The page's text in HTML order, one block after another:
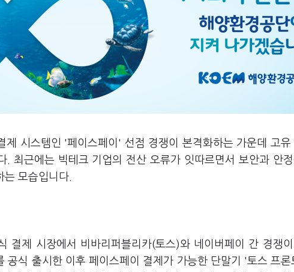
제 시스템인 '페이스페이' 선점 경쟁이 본격화하는 가운데 고유
. 최근에는 빅테크 기업의 전산 오류가 잇따르면서 보안과 안정
모습입니다.
결제 시장에서 비바리퍼블리카(토스)와 네이버페이 간 경쟁이
공식 출시한 이후 페이스페이 결제가 가능한 단말기 '토스 프